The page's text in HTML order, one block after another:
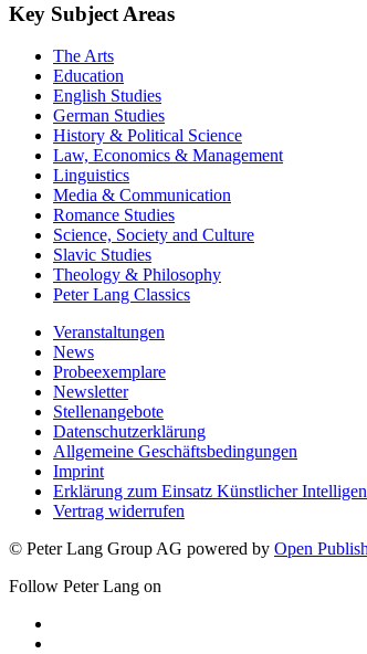
Key Subject Areas
The Arts
Education
English Studies
German Studies
History & Political Science
Law, Economics & Management
Linguistics
Media & Communication
Romance Studies
Science, Society and Culture
Slavic Studies
Theology & Philosophy
Peter Lang Classics
Veranstaltungen
News
Probeexemplare
Newsletter
Stellenangebote
Datenschutzerklärung
Allgemeine Geschäftsbedingungen
Imprint
Erklärung zum Einsatz Künstlicher
Vertrag widerrufen
© Peter Lang Group AG powered by Open
Follow Peter Lang on